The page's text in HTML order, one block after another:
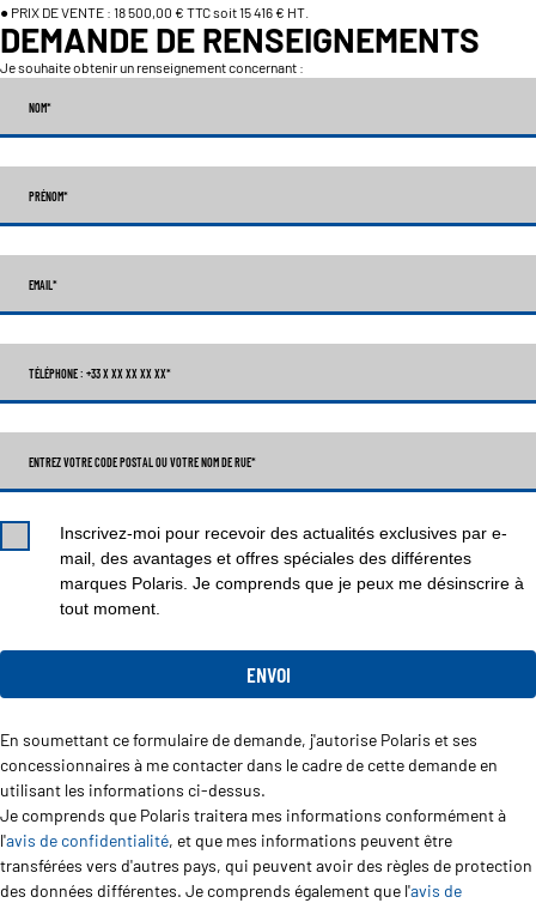
● PRIX DE VENTE : 18 500,00 € TTC soit 15 416 € HT.
DEMANDE DE RENSEIGNEMENTS
Je souhaite obtenir un renseignement concernant :
NOM*
PRÉNOM*
EMAIL*
TÉLÉPHONE : +33 X XX XX XX XX*
ENTREZ VOTRE CODE POSTAL OU VOTRE NOM DE RUE*
Inscrivez-moi pour recevoir des actualités exclusives par e-
mail, des avantages et offres spéciales des différentes
marques Polaris. Je comprends que je peux me désinscrire à
tout moment.
En soumettant ce formulaire de demande, j'autorise Polaris et ses
concessionnaires à me contacter dans le cadre de cette demande en
utilisant les informations ci-dessus.
Je comprends que Polaris traitera mes informations conformément à
l'avis de confidentialité, et que mes informations peuvent être
transférées vers d'autres pays, qui peuvent avoir des règles de protection
des données différentes. Je comprends également que l'avis de